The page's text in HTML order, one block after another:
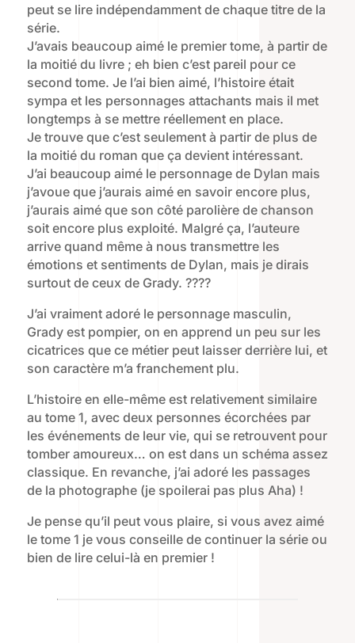
peut se lire indépendamment de chaque titre de la
série.
J’avais beaucoup aimé le premier tome, à partir de
la moitié du livre ; eh bien c’est pareil pour ce
second tome. Je l’ai bien aimé, l’histoire était
sympa et les personnages attachants mais il met
longtemps à se mettre réellement en place.
Je trouve que c’est seulement à partir de plus de
la moitié du roman que ça devient intéressant.
J’ai beaucoup aimé le personnage de Dylan mais
j’avoue que j’aurais aimé en savoir encore plus,
j’aurais aimé que son côté parolière de chanson
soit encore plus exploité. Malgré ça, l’auteure
arrive quand même à nous transmettre les
émotions et sentiments de Dylan, mais je dirais
surtout de ceux de Grady. ????
J’ai vraiment adoré le personnage masculin,
Grady est pompier, on en apprend un peu sur les
cicatrices que ce métier peut laisser derrière lui, et
son caractère m’a franchement plu.
L’histoire en elle-même est relativement similaire
au tome 1, avec deux personnes écorchées par
les événements de leur vie, qui se retrouvent pour
tomber amoureux… on est dans un schéma assez
classique. En revanche, j’ai adoré les passages
de la photographe (je spoilerai pas plus Aha) !
Je pense qu’il peut vous plaire, si vous avez aimé
le tome 1 je vous conseille de continuer la série ou
bien de lire celui-là en premier !